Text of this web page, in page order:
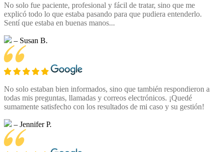
No solo fue paciente, profesional y fácil de tratar, sino que me
explicó todo lo que estaba pasando para que pudiera entenderlo.
Sentí que estaba en buenas manos...
– Susan B.
No solo estaban bien informados, sino que también respondieron a
todas mis preguntas, llamadas y correos electrónicos. ¡Quedé
sumamente satisfecho con los resultados de mi caso y su gestión!
– Jennifer P.